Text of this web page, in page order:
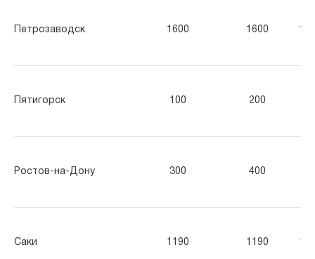
Петрозаводск 1600 1600
Пятигорск 100 200
Ростов-на-Дону 300 400
Саки 1190 1190